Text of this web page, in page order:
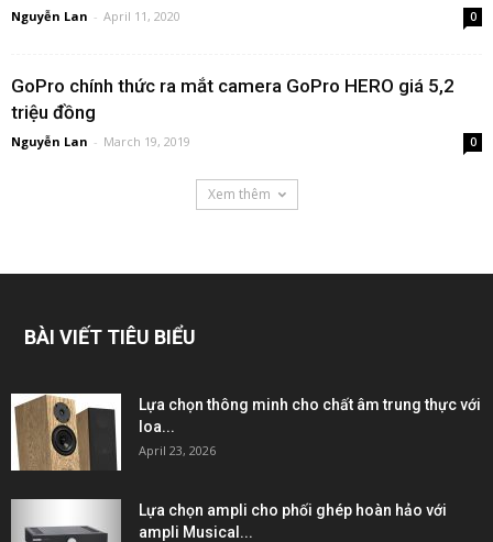
Nguyễn Lan - April 11, 2020 0
GoPro chính thức ra mắt camera GoPro HERO giá 5,2
triệu đồng
Nguyễn Lan - March 19, 2019 0
Xem thêm
BÀI VIẾT TIÊU BIỂU
Lựa chọn thông minh cho chất âm trung thực với
loa...
April 23, 2026
Lựa chọn ampli cho phối ghép hoàn hảo với
ampli Musical...